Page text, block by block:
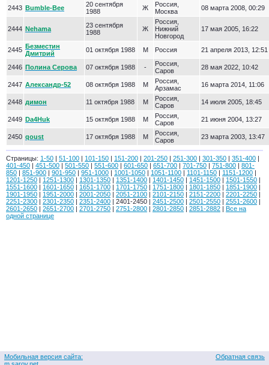
2443 Bumble-Bee
20 сентября
1988
Ж
Россия,
Москва
08 марта 2008, 00:29
2444 Nehama
23 сентября
1988
Ж
Россия,
Нижний
Новгород
17 мая 2005, 16:22
2445 Безместин
Дмитрий
01 октября 1988 М Россия 21 апреля 2013, 12:51
2446 Полина Серова 07 октября 1988 -
Россия,
Саров
28 мая 2022, 10:42
2447 Александр-52 08 октября 1988 М
Россия,
Арзамас
16 марта 2014, 11:06
2448 димон 11 октября 1988 М
Россия,
Саров
14 июля 2005, 18:45
2449 Da4Huk 15 октября 1988 М
Россия,
Саров
21 июня 2004, 13:27
2450 qoust 17 октября 1988 М
Россия,
Саров
23 марта 2003, 13:47
Страницы: 1-50 | 51-100 | 101-150 | 151-200 | 201-250 | 251-300 | 301-350 | 351-400 |
401-450 | 451-500 | 501-550 | 551-600 | 601-650 | 651-700 | 701-750 | 751-800 | 801-
850 | 851-900 | 901-950 | 951-1000 | 1001-1050 | 1051-1100 | 1101-1150 | 1151-1200 |
1201-1250 | 1251-1300 | 1301-1350 | 1351-1400 | 1401-1450 | 1451-1500 | 1501-1550 |
1551-1600 | 1601-1650 | 1651-1700 | 1701-1750 | 1751-1800 | 1801-1850 | 1851-1900 |
1901-1950 | 1951-2000 | 2001-2050 | 2051-2100 | 2101-2150 | 2151-2200 | 2201-2250 |
2251-2300 | 2301-2350 | 2351-2400 | 2401-2450 | 2451-2500 | 2501-2550 | 2551-2600 |
2601-2650 | 2651-2700 | 2701-2750 | 2751-2800 | 2801-2850 | 2851-2882 | Все на
одной странице
Мобильная версия сайта:
Обратная связь